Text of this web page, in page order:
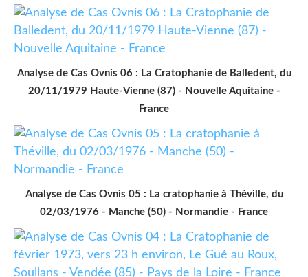
Analyse de Cas Ovnis 06 : La Cratophanie de Balledent, du
20/11/1979 Haute-Vienne (87) - Nouvelle Aquitaine -
France
Analyse de Cas Ovnis 05 : La cratophanie à Théville, du
02/03/1976 - Manche (50) - Normandie - France